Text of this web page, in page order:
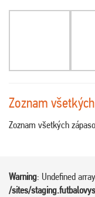
Zoznam
Zoznam všetkých
Warning: Undefined
/sites/